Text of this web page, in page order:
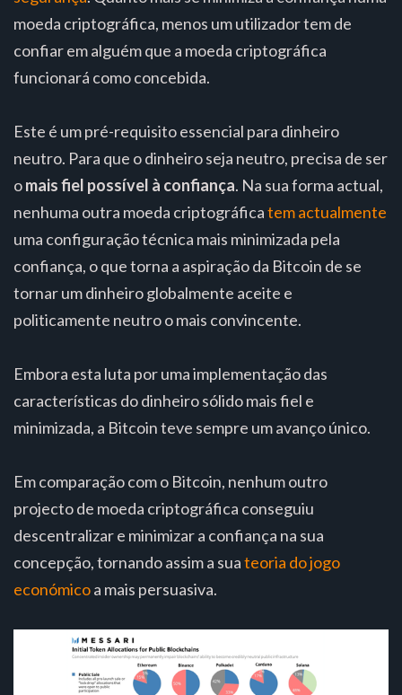
moeda criptográfica, menos um utilizador tem de
confiar em alguém que a moeda criptográfica
funcionará como concebida.
Este é um pré-requisito essencial para dinheiro
neutro. Para que o dinheiro seja neutro, precisa de ser
omais fiel possível à confiança. Na sua forma actual,
nenhuma outra moeda criptográficatem actualmente
uma configuração técnica mais minimizada pela
confiança, o que torna a aspiração da Bitcoin de se
tornar um dinheiro globalmente aceite e
politicamente neutro o mais convincente.
Embora esta luta por uma implementação das
características do dinheiro sólido mais fiel e
minimizada, a Bitcoin teve sempre um avanço único.
Em comparação com o Bitcoin, nenhum outro
projecto de moeda criptográfica conseguiu
descentralizar e minimizar a confiança na sua
concepção, tornando assim a suateoria do jogo
económicoa mais persuasiva.